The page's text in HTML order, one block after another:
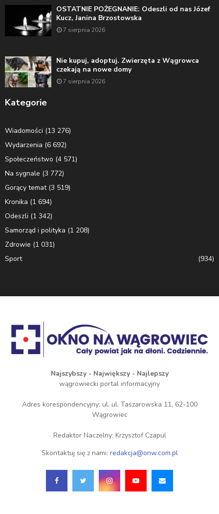
OSTATNIE POŻEGNANIE: Odeszli od nas Józef
Kucz, Janina Brzostowska
7 sierpnia 2026
Nie kupuj, adoptuj. Zwierzęta z Wągrowca
czekają na nowe domy
7 sierpnia 2026
Kategorie
Wiadomości (13 276)
Wydarzenia (6 692)
Społeczeństwo (4 571)
Na sygnale (3 772)
Gorący temat(3 519)
Kronika (1 694)
Odeszli (1 342)
Samorząd i polityka (1 208)
Zdrowie (1 031)
Sport
(934)
Najszybszy - Największy - Najlepszy
wągrowiecki portal informacyjny
Adres korespondencyjny: ul. ul. Taszarowska 11, 62-100
Wągrowiec
Redaktor Naczelny: Krzysztof Czapul
Skontaktuj się z nami: redakcja@onw.com.pl